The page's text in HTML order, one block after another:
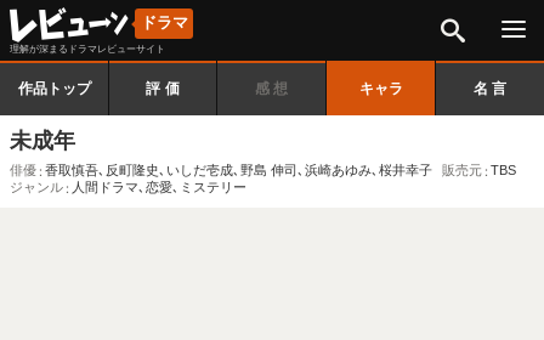
ドラマ
理解が深まるドラマレビューサイト
作品トップ 評価 感想 キャラ 名言
未成年
俳優 香取慎吾､ 反町隆史､ いしだ壱成､ 野島 伸司､ 浜崎あゆみ､ 桜井幸子 販売元 TBS
ジャンル
人間ドラマ､ 恋愛､ ミステリー